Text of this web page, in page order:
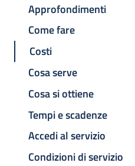
Approfondimenti
Come fare
Costi
Cosa serve
Cosa si ottiene
Tempi e scadenze
Accedi al servizio
Condizioni di servizio